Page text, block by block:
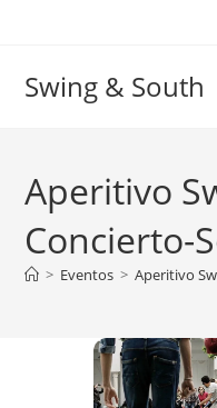
Swing & South
Aperitivo
Concierto-
> Eventos > Aperitivo